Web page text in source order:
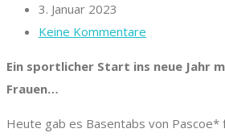
3. Januar 2023
Keine Kommentare
Ein sportlicher Start ins neue Jahr
Frauen…
Heute gab es Basentabs von Pascoe*